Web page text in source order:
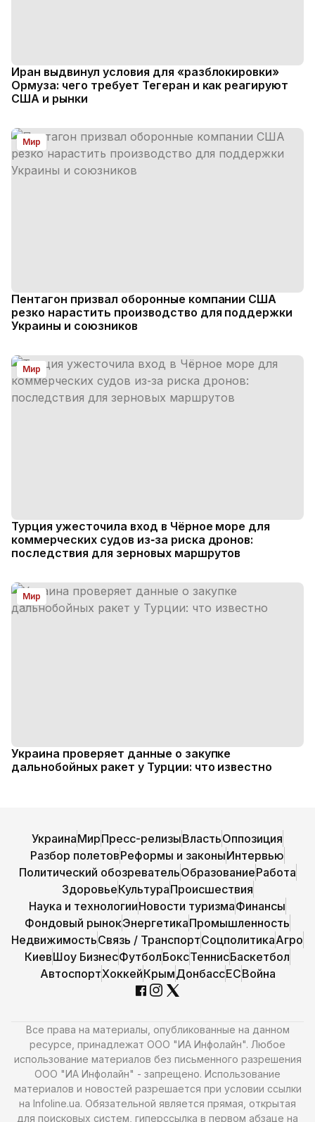
Иран выдвинул условия для «разблокировки»
Ормуза: чего требует Тегеран и как реагируют
США и рынки
Мир
Пентагон призвал оборонные компании США
резко нарастить производство для поддержки
Украины и союзников
Мир
Турция ужесточила вход в Чёрное море для
коммерческих судов из‑за риска дронов:
последствия для зерновых маршрутов
Мир
Украина проверяет данные о закупке
дальнобойных ракет у Турции: что известно
УкраинаМирПресс-релизыВластьОппозиция
Разбор полетовРеформы и законыИнтервью
Политический обозревательОбразованиеРабота
ЗдоровьеКультураПроисшествия
Наука и технологииНовости туризмаФинансы
Фондовый рынокЭнергетикаПромышленность
НедвижимостьСвязь / ТранспортСоцполитикаАгро
КиевШоу БизнесФутболБоксТеннисБаскетбол
АвтоспортХоккейКрымДонбассЕСВойна
Все права на материалы, опубликованные на данном
ресурсе, принадлежат ООО "ИА Инфолайн". Любое
использование материалов без письменного разрешения
ООО "ИА Инфолайн" - запрещено. Использование
материалов и новостей разрешается при условии ссылки
на Infoline.ua. Обязательной является прямая, открытая
для поисковых систем, гиперссылка в первом абзаце на